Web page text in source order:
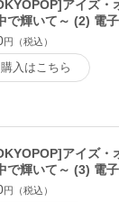
アイズ・
で輝いて～ (2) 電
円（税込）
購入はこちら
アイズ・
で輝いて～ (3) 電
円（税込）